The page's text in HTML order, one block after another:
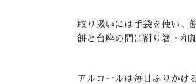
取り扱いには手袋を使い、
餅と台座の間に割り箸・和
アルコールは毎日ふりかけ